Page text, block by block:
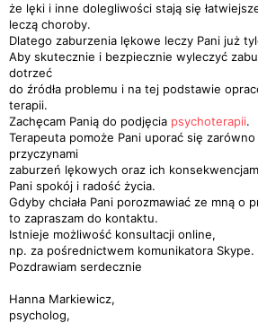
że lęki i inne dolegliwości stają się
leczą choroby.
Dlatego zaburzenia lękowe leczy Pani już
Aby skutecznie i bezpiecznie wyleczyć
dotrzeć
do źródła problemu i na tej podstawie
terapii.
Zachęcam Panią do podjęcia psychoterapii.
Terapeuta pomoże Pani uporać się
przyczynami
zaburzeń lękowych oraz ich
Pani spokój i radość życia.
Gdyby chciała Pani porozmawiać ze mną o
to zapraszam do kontaktu.
Istnieje możliwość konsultacji online,
np. za pośrednictwem komunikatora Skype.
Pozdrawiam serdecznie
Hanna Markiewicz,
psycholog,